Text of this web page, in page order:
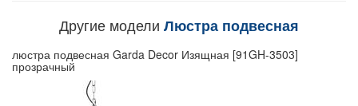
Другие модели Люстра подвесная
люстра подвесная Garda Decor Изящная [91GH-3503]
прозрачный